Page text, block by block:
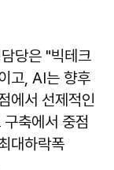
당은 "빅테크
고, AI는 향후
에서 선제적인
축에서 중점
대하락폭